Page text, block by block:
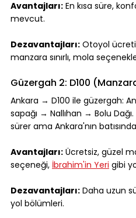
Avantajları: En kısa süre,
mevcut.
Dezavantajları: Otoyol
manzara sınırlı, mola
Güzergah 2: D100
Ankara → D100 ile güzergah:
sapağı → Nallıhan → Bolu
sürer ama Ankara'nın
Avantajları: Ücretsiz, güzel
seçeneği, İbrahim'in Yeri gibi
Dezavantajları: Daha uzun
yol bölümleri.